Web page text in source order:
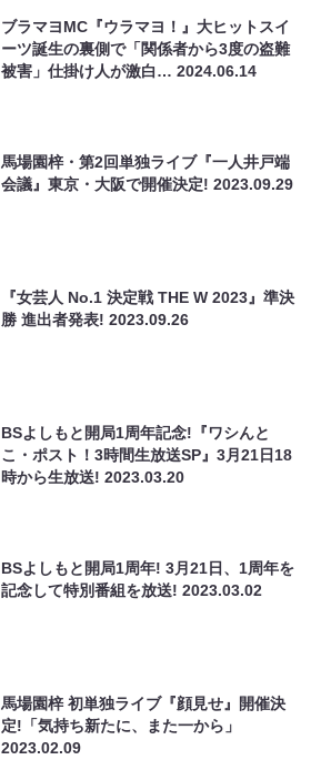
ブラマヨMC『ウラマヨ！』大ヒットスイ
ーツ誕生の裏側で「関係者から3度の盗難
被害」仕掛け人が激白…2024.06.14
馬場園梓・第2回単独ライブ『一人井戸端
会議』東京・大阪で開催決定!2023.09.29
『女芸人 No.1 決定戦 THE W 2023』準決
勝 進出者発表!2023.09.26
BSよしもと開局1周年記念!『ワシんと
こ・ポスト！3時間生放送SP』3月21日18
時から生放送!2023.03.20
BSよしもと開局1周年! 3月21日、1周年を
記念して特別番組を放送!2023.03.02
馬場園梓 初単独ライブ『顔見せ』開催決
定!「気持ち新たに、また一から」
2023.02.09